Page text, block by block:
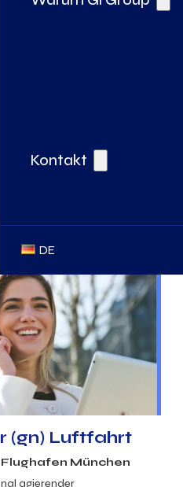
Kontakt
DE
(gn) Luftfahrt
München
agierender